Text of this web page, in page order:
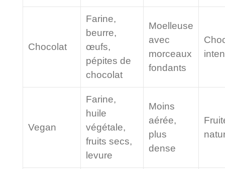
Chocolat
Farine,
beurre,
œufs,
pépites de
chocolat
Moelleuse
avec
morceaux
fondants
Vegan
Farine,
huile
végétale,
fruits secs,
levure
Moins
aérée,
plus
dense